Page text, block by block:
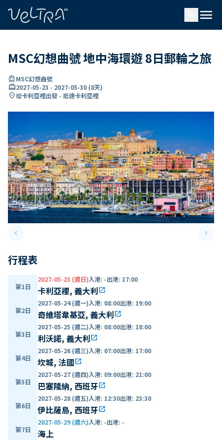
menu
MSC幻想曲號 地中海環遊 8日郵輪之旅
directions_boatMSC幻想曲號
card_travel2027-05-23 - 2027-05-30 (8天)
location_on從卡利亞裡出發 - 抵達卡利亞裡
keyboard_arrow_leftPrevious slide keyboard_arrow_right
行程表
第1日
2027-05-23 (週日)入港: -出港: 17:00
卡利亞裡, 義大利open_in_new
第2日
2027-05-24 (週一)入港: 08:00出港: 19:00
奇維塔韋基亞, 義大利open_in_new
第3日
2027-05-25 (週二)入港: 08:00出港: 18:00
利沃諾, 義大利open_in_new
第4日
2027-05-26 (週三)入港: 07:00出港: 17:00
坎城, 法國open_in_new
第5日
2027-05-27 (週四)入港: 09:00出港: 21:00
巴塞隆納, 西班牙open_in_new
第6日
2027-05-28 (週五)入港: 12:30出港: 23:30
伊比薩島, 西班牙open_in_new
第7日
2027-05-29 (週六)入港: -出港: -
海上